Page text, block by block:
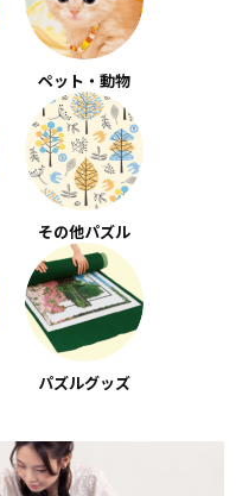
ペット・動物
その他パズル
パズルグッズ